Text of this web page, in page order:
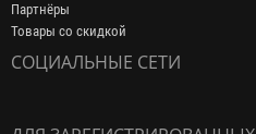
Партнёры
Товары со скидкой
СОЦИАЛЬНЫЕ СЕТИ